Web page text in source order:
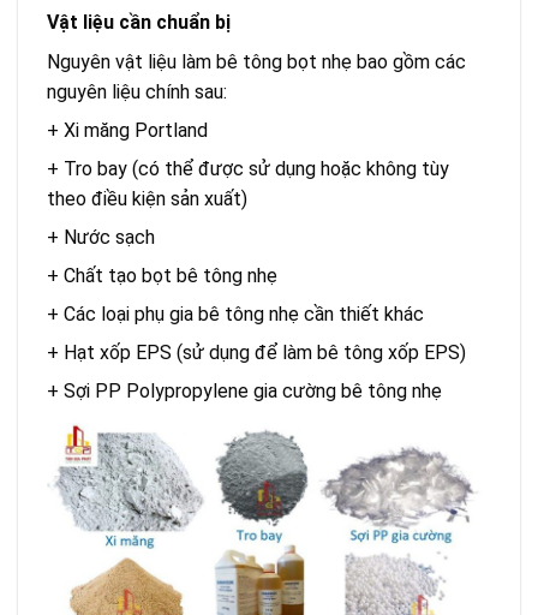
Vật liệu cần chuẩn bị
Nguyên vật liệu làm bê tông bọt nhẹ bao gồm các
nguyên liệu chính sau:
+ Xi măng Portland
+ Tro bay (có thể được sử dụng hoặc không tùy
theo điều kiện sản xuất)
+ Nước sạch
+ Chất tạo bọt bê tông nhẹ
+ Các loại phụ gia bê tông nhẹ cần thiết khác
+ Hạt xốp EPS (sử dụng để làm bê tông xốp EPS)
+ Sợi PP Polypropylene gia cường bê tông nhẹ